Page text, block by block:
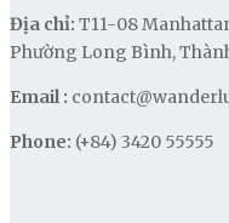
Địa chỉ: T11-08
Phường Long Bình,
Email :
Phone: (+84) 3420 55555